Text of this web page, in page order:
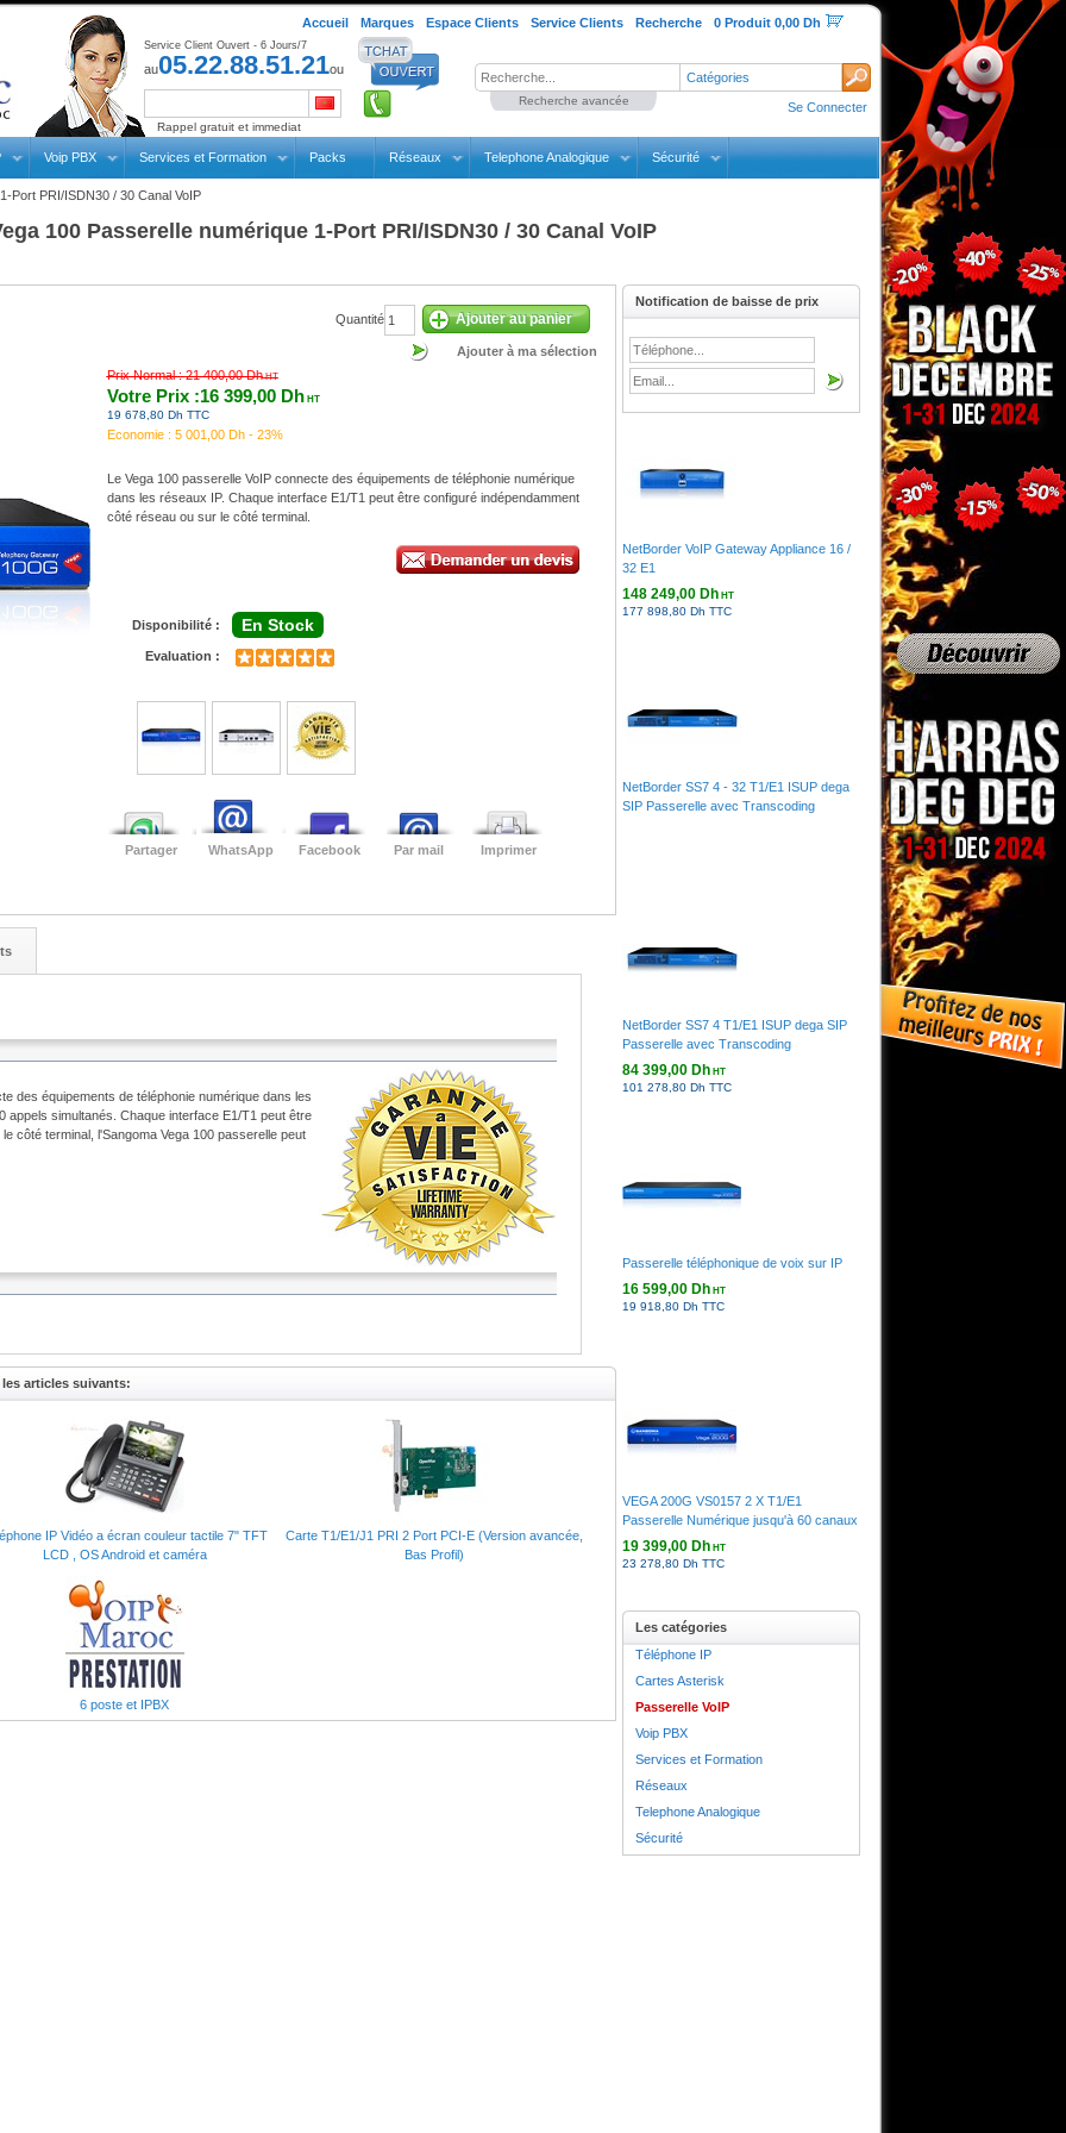
Accueil Marques Espace Clients Service Clients Recherche 0 Produit 0,00 Dh
Catégories
Recherche avancée
Service Client Ouvert - 6 Jours/7
au05.22.88.51.21ou
Rappel gratuit et immediat
Se Connecter
Voip PBX Services et Formation Packs Réseaux Telephone Analogique Sécurité
Port PRI/ISDN30 / 30 Canal VoIP
100 Passerelle numérique 1-Port PRI/ISDN30 / 30 Canal VoIP
Quantité Ajouter au panier
Ajouter à ma sélection
Prix Normal :21 400,00 DhHT
Votre Prix :16 399,00 Dh HT
19 678,80 Dh TTC
Economie : 5 001,00 Dh - 23%
Le Vega 100 passerelle VoIP connecte des équipements de téléphonie numérique
dans les réseaux IP. Chaque interface E1/T1 peut être configuré indépendamment
côté réseau ou sur le côté terminal.
Disponibilité : En Stock
Evaluation :
Partager WhatsApp Facebook Par mail Imprimer
des équipements de téléphonie numérique dans les
simultanés. Chaque interface E1/T1 peut être
côté terminal, l'Sangoma Vega 100 passerelle peut
et de propriété intellectuelle
H.323 et fax T.38.
prises RJ45 et bascule à ces cours de pannes. Cette ressource peut être uti
au PSTN pour les cas où la Vega 100 est installé entre les deux. Ou bien pour le
& offrant ainsi une redondance double.
charge les systèmes de signalisation suivants:
fonctions QSIG
articles suivants:
IP Vidéo a écran couleur tactile 7" TFT
LCD , OS Android et caméra
Carte T1/E1/J1 PRI 2 Port PCI-E (Version avancée,
Bas Profil)
6 poste et IPBX
Notification de baisse de prix
NetBorder VoIP Gateway Appliance 16 /
32 E1
148 249,00 DhHT
177 898,80 Dh TTC
NetBorder SS7 4 - 32 T1/E1 ISUP dega
SIP Passerelle avec Transcoding
NetBorder SS7 4 T1/E1 ISUP dega SIP
Passerelle avec Transcoding
84 399,00 DhHT
101 278,80 Dh TTC
Passerelle téléphonique de voix sur IP
16 599,00 DhHT
19 918,80 Dh TTC
VEGA 200G VS0157 2 X T1/E1
Passerelle Numérique jusqu'à 60 canaux
19 399,00 DhHT
23 278,80 Dh TTC
Les catégories
Téléphone IP
Cartes Asterisk
Passerelle VoIP
Voip PBX
Services et Formation
Réseaux
Telephone Analogique
Sécurité